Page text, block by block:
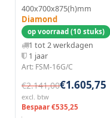
400x700x875(h)mm
Diamond
op voorraad (10 stuks)
1 tot 2 werkdagen
1 jaar
Art: FSM-16G/C
€2.141,00€1.605,75
excl. btw
Bespaar €535,25